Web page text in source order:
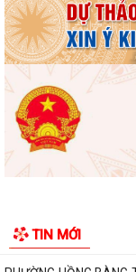
TIN MỚI
TOÀN QUỐC NGHIÊN
ĐẢNG ỦY - HĐND -
CÙNG TRƯỜNG THPT
LỄ THẮP NẾN TRI ÂN
NĂM NGÀY THƯƠNG
Phường Hồng Bàng tổ
hùng và các Anh hùng
bàn thành phố là Đền